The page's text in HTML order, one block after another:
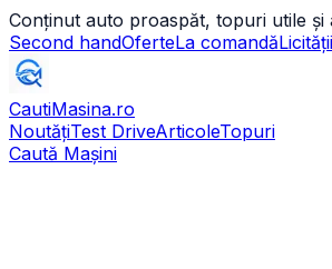
Conținut auto proaspăt, topuri utile
Second handOferteLa comandă
CautiMasina.ro
NoutățiTest DriveArticoleTopuri
Caută Mașini